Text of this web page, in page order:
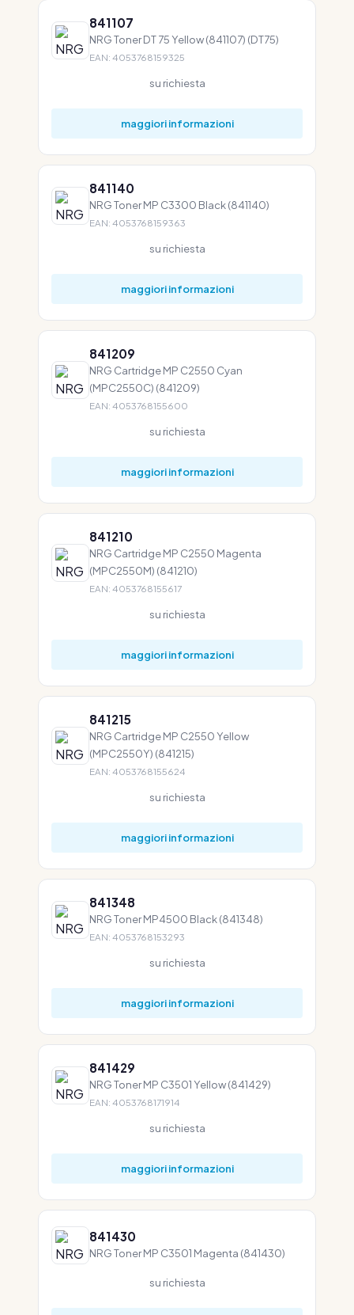
841107
NRG Toner DT 75 Yellow (841107) (DT75)
EAN: 4053768159325
su richiesta
maggiori informazioni
841140
NRG Toner MP C3300 Black (841140)
EAN: 4053768159363
su richiesta
maggiori informazioni
841209
NRG Cartridge MP C2550 Cyan
(MPC2550C) (841209)
EAN: 4053768155600
su richiesta
maggiori informazioni
841210
NRG Cartridge MP C2550 Magenta
(MPC2550M) (841210)
EAN: 4053768155617
su richiesta
maggiori informazioni
841215
NRG Cartridge MP C2550 Yellow
(MPC2550Y) (841215)
EAN: 4053768155624
su richiesta
maggiori informazioni
841348
NRG Toner MP4500 Black (841348)
EAN: 4053768153293
su richiesta
maggiori informazioni
841429
NRG Toner MP C3501 Yellow (841429)
EAN: 4053768171914
su richiesta
maggiori informazioni
841430
NRG Toner MP C3501 Magenta (841430)
su richiesta